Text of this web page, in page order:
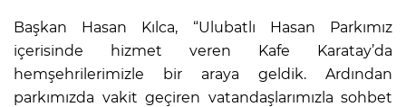
Başkan Hasan Kılca, “Ulubatlı Hasan Parkımız
içerisinde hizmet veren Kafe Karatay’da
hemşehrilerimizle bir araya geldik. Ardından
parkımızda vakit geçiren vatandaşlarımızla sohbet